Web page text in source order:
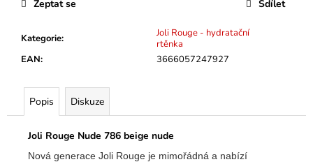
Kategorie:
Joli Rouge - hydratační
rtěnka
EAN: 3666057247927
Zeptat se Sdílet
Popis Diskuze
Joli Rouge Nude 786 beige nude
Nová generace Joli Rouge je mimořádná a nabízí
m